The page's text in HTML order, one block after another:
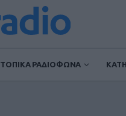
ΤΟΠΙΚΑ ΡΑΔΙΟΦΩΝΑ